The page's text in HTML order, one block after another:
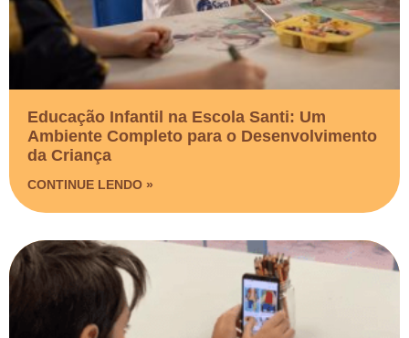
Educação Infantil na Escola Santi: Um
Ambiente Completo para o Desenvolvimento
da Criança
CONTINUE LENDO »